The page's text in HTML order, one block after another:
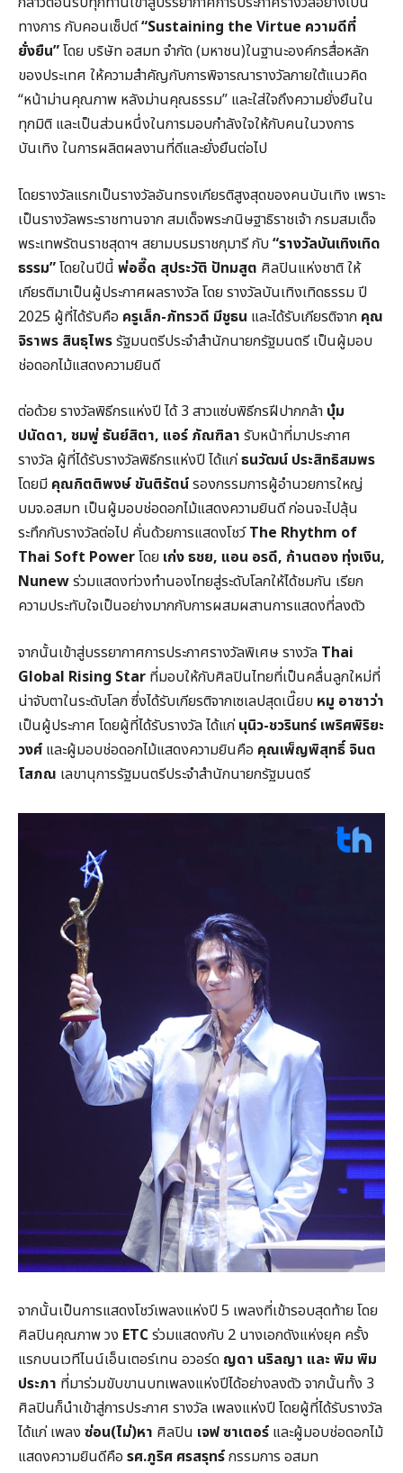
ทางการ กับคอนเซ็ปต์“Sustaining the Virtue ความดีที่
ยั่งยืน”โดย บริษัท อสมท จำกัด (มหาชน)ในฐานะองค์กรสื่อหลัก
ของประเทศ ให้ความสำคัญกับการพิจารณารางวัลภายใต้แนวคิด
“หน้าม่านคุณภาพ หลังม่านคุณธรรม” และใส่ใจถึงความยั่งยืนใน
ทุกมิติ และเป็นส่วนหนึ่งในการมอบกำลังใจให้กับคนในวงการ
บันเทิง ในการผลิตผลงานที่ดีและยั่งยืนต่อไป
โดยรางวัลแรกเป็นรางวัลอันทรงเกียรติสูงสุดของคนบันเทิง เพราะ
เป็นรางวัลพระราชทานจาก สมเด็จพระกนิษฐาธิราชเจ้า กรมสมเด็จ
พระเทพรัตนราชสุดาฯ สยามบรมราชกุมารี กับ“รางวัลบันเทิงเทิด
ธรรม”โดยในปีนี้ พ่ออี๊ด สุประวัติ ปัทมสูต ศิลปินแห่งชาติ ให้
เกียรติมาเป็นผู้ประกาศผลรางวัล โดย รางวัลบันเทิงเทิดธรรม ปี
2025 ผู้ที่ได้รับคือ ครูเล็ก-ภัทรวดี มีชูธน และได้รับเกียรติจาก คุณ
จิราพร สินธุไพรรัฐมนตรีประจำสำนักนายกรัฐมนตรี เป็นผู้มอบ
ช่อดอกไม้แสดงความยินดี
​ต่อด้วย รางวัลพิธีกรแห่งปี ได้ 3 สาวแซ่บพิธีกรฝีปากกล้า บุ๋ม
ปนัดดา, ชมพู่ ธันย์สิตา, แอร์ ภัณฑิลา รับหน้าที่มาประกาศ
รางวัล ผู้ที่ได้รับรางวัลพิธีกรแห่งปี ได้แก่ธนวัฒน์ ประสิทธิสมพร
โดยมี คุณกิตติพงษ์ ขันติรัตน์รองกรรมการผู้อำนวยการใหญ่
บมจ.อสมท เป็นผู้มอบช่อดอกไม้แสดงความยินดี ก่อนจะไปลุ้น
ระทึกกับรางวัลต่อไป คั่นด้วยการแสดงโชว์The Rhythm of
Thai Soft Powerโดย เก่ง ธชย, แอน อรดี, ก้านตอง ทุ่งเงิน,
Nunewร่วมแสดงท่วงทำนองไทยสู่ระดับโลกให้ได้ชมกัน เรียก
ความประทับใจเป็นอย่างมากกับการผสมผสานการแสดงที่ลงตัว
จากนั้นเข้าสู่บรรยากาศการประกาศรางวัลพิเศษ รางวัล Thai
Global Rising Star ที่มอบให้กับศิลปินไทยที่เป็นคลื่นลูกใหม่ที่
น่าจับตาในระดับโลก ซึ่งได้รับเกียรติจากเซเลปสุดเนี๊ยบ หมู อาซาว่า
เป็นผู้ประกาศ โดยผู้ที่ได้รับรางวัล ได้แก่นุนิว-ชวรินทร์ เพริศพิริยะ
วงศ์ และผู้มอบช่อดอกไม้แสดงความยินคือ คุณเพ็ญพิสุทธิ์ จินต
โสภณ เลขานุการรัฐมนตรีประจำสำนักนายกรัฐมนตรี
จากนั้นเป็นการแสดงโชว์เพลงแห่งปี 5 เพลงที่เข้ารอบสุดท้าย โดย
ศิลปินคุณภาพ วง ETCร่วมแสดงกับ 2 นางเอกดังแห่งยุค ครั้ง
แรกบนเวทีไนน์เอ็นเตอร์เทน อวอร์ด ญดา นริลญา และ พิม พิม
ประภา ที่มาร่วมขับขานบทเพลงแห่งปีได้อย่างลงตัว จากนั้นทั้ง 3
ศิลปินก็นำเข้าสู่การประกาศ รางวัล เพลงแห่งปี โดยผู้ที่ได้รับรางวัล
ได้แก่ เพลง ซ่อน(ไม่)หา ศิลปิน เจฟ ซาเตอร์ และผู้มอบช่อดอกไม้
แสดงความยินดีคือ รศ.ภูริศ ศรสรุทร์กรรมการ อสมท